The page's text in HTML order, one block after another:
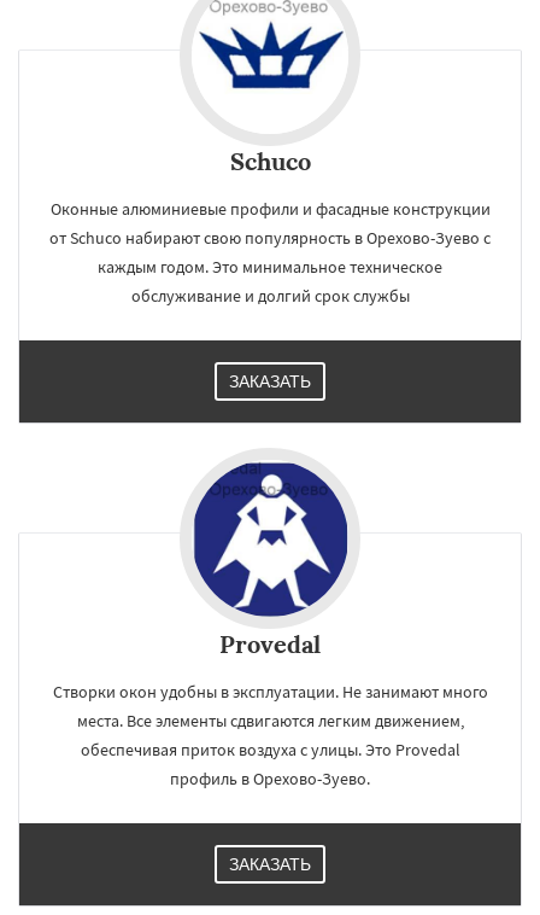
Schuco
Оконные алюминиевые профили и фасадные конструкции
от Schuco набирают свою популярность в Орехово-Зуево с
каждым годом. Это минимальное техническое
обслуживание и долгий срок службы
ЗАКАЗАТЬ
Provedal
Створки окон удобны в эксплуатации. Не занимают много
места. Все элементы сдвигаются легким движением,
обеспечивая приток воздуха с улицы. Это Provedal
профиль в Орехово-Зуево.
ЗАКАЗАТЬ